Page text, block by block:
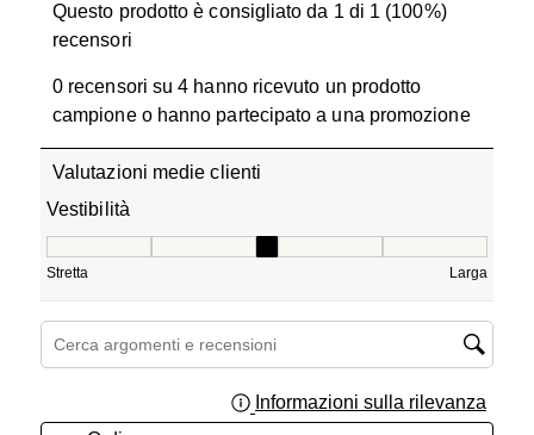
Questo prodotto è consigliato da 1 di 1 (100%)
recensori
0 recensori su 4 hanno ricevuto un prodotto
campione o hanno partecipato a una promozione
Valutazioni medie clienti
Vestibilità
Stretta Larga
Cerca argomenti e ricerca delle recensioni
Informazioni sulla rilevanza